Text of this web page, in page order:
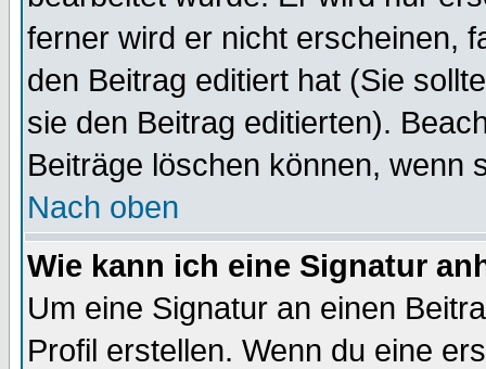
ferner wird er nicht erscheinen,
den Beitrag editiert hat (Sie
sie den Beitrag editierten).
Beiträge löschen können, wenn
Nach oben
Wie kann ich eine Signatur
Um eine Signatur an einen
Profil erstellen. Wenn du eine